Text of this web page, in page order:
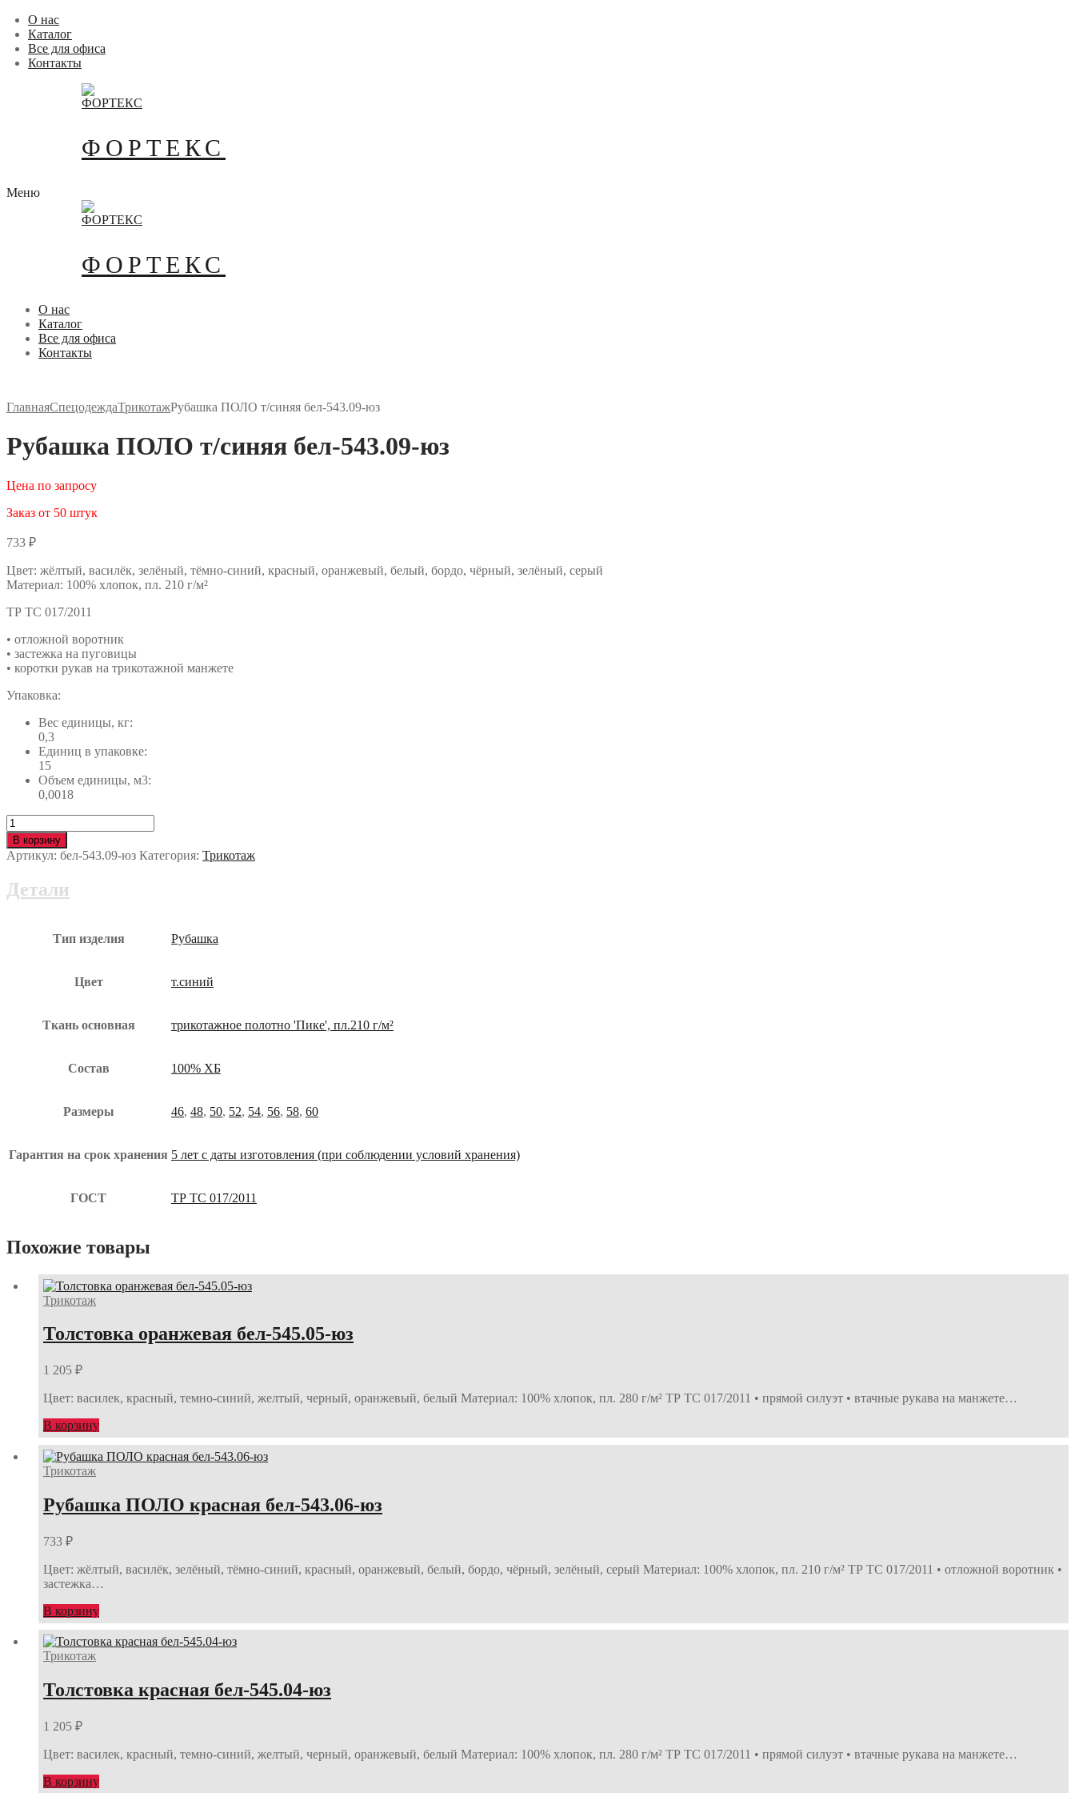
Перейти
содержимому
Меню
Закрыть
О нас
Каталог
Все для офиса
Контакты
ФОРТЕКС
Меню
ФОРТЕКС
О нас
Каталог
Все для офиса
Контакты
ГлавнаяСпецодеждаТрикотажРубашка ПОЛО т/синяя бел-543.09-юз
Рубашка ПОЛО т/синяя бел-543.09-юз
Цена по запросу
Заказ от 50 штук
733 ₽
Цвет: жёлтый, василёк, зелёный, тёмно-синий, красный, оранжевый, белый, бордо, чёрный, зелёный, серый
Материал: 100% хлопок, пл. 210 г/м²
ТР ТС 017/2011
• отложной воротник
• застежка на пуговицы
• коротки рукав на трикотажной манжете
Упаковка:
Вес единицы, кг:
0,3
Единиц в упаковке:
15
Объем единицы, м3:
0,0018
Количество
Рубашка
ПОЛО
т/
бел-543.09-
В корзину
Артикул: бел-543.09-юз Категория: Трикотаж
Детали
Тип изделия Рубашка
Цвет т.синий
Ткань основная трикотажное полотно 'Пике', пл.210 г/м²
Состав 100% ХБ
Размеры 46, 48, 50, 52, 54, 56, 58, 60
Гарантия на срок хранения 5 лет с даты изготовления (при соблюдении условий хранения)
ГОСТ ТР ТС 017/2011
Похожие товары
Трикотаж
Толстовка оранжевая бел-545.05-юз
1 205 ₽
Цвет: василек, красный, темно-синий, желтый, черный, оранжевый, белый Материал: 100% хлопок, пл. 280 г/м² ТР ТС 017/2011 • прямой силуэт • втачные рукава на манжете…
В корзину
Трикотаж
Рубашка ПОЛО красная бел-543.06-юз
733 ₽
Цвет: жёлтый, василёк, зелёный, тёмно-синий, красный, оранжевый, белый, бордо, чёрный, зелёный, серый Материал: 100% хлопок, пл. 210 г/м² ТР ТС 017/2011 • отложной воротник •
застежка…
В корзину
Трикотаж
Толстовка красная бел-545.04-юз
1 205 ₽
Цвет: василек, красный, темно-синий, желтый, черный, оранжевый, белый Материал: 100% хлопок, пл. 280 г/м² ТР ТС 017/2011 • прямой силуэт • втачные рукава на манжете…
В корзину